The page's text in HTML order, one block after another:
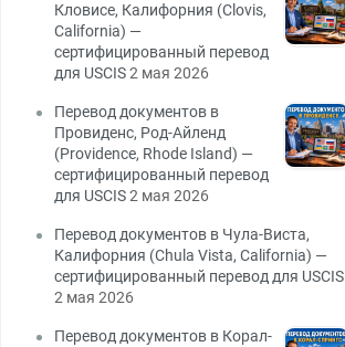
Кловисе, Калифорния (Clovis,
California) —
сертифицированный перевод
для USCIS2 мая 2026
Перевод документов в
Провиденс, Род-Айленд
(Providence, Rhode Island) —
сертифицированный перевод
для USCIS2 мая 2026
Перевод документов в Чула-Виста,
Калифорния (Chula Vista, California) —
сертифицированный перевод для USCIS
2 мая 2026
Перевод документов в Корал-